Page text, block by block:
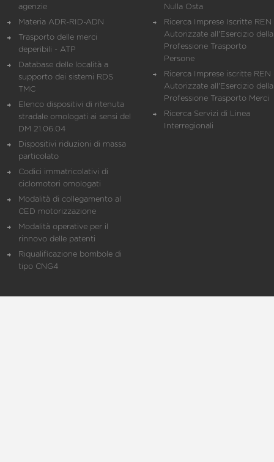
agenzie
Materia ADR-RID-ADN
Trasporto delle merci
deperibili - ATP
Database delle località a
supporto dei sistemi RDS
TMC
Elenco dispositivi di ritenuta
stradale omologati ai sensi del
DM 21.06.04
Dispositivi riduzioni di massa
particolato
Codici immatricolativi di
ciclomotori omologati
Modalità di collegamento al
CED motorizzazione
Modalità operative per il
rinnovo delle patenti
Riqualificazione bombole di
tipo CNG4
Nulla Osta
Ricerca Imprese Iscritte REN
Autorizzate all'Esercizio della
Professione Trasporto
Persone
Ricerca Imprese iscritte REN
Autorizzate all'Esercizio della
Professione Trasporto Merci
Ricerca Servizi di Linea
Interregionali